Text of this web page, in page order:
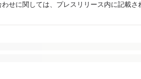
せに関しては、プレスリリース内に記載さ